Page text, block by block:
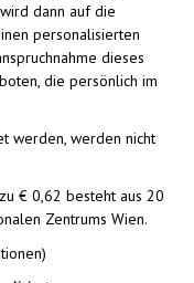
dann auf die
personalisierten
dieses
die persönlich im
werden, werden nicht
€ 0,62 besteht aus 20
Zentrums Wien.